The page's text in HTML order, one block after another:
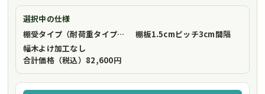
選択中の仕様
棚受タイプ（耐荷重タイプ）
フリーストップ棚受（標準仕様）
棚板1.5cmピッチ3cm間隔
幅木よけ加工なし
合計価格（税込） 82,600円